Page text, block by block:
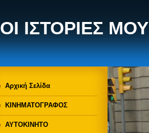
ΟΙ ΙΣΤΟΡΙΕΣ ΜΟΥ
Αρχική Σελίδα
ΚΙΝΗΜΑΤΟΓΡΑΦΟΣ
ΑΥΤΟΚΙΝΗΤΟ